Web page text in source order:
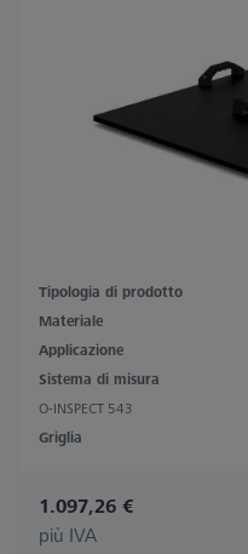
Tipologia di prodotto
Materiale
Applicazione
Sistema di misura
O-INSPECT 543
Griglia
1.097,26 €
più IVA